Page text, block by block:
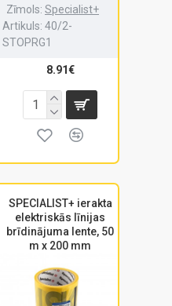
Zīmols: Specialist+
Artikuls: 40/2-
STOPRG1
8.91€
SPECIALIST+ ierakta
elektriskās līnijas
brīdinājuma lente, 50
m x 200 mm